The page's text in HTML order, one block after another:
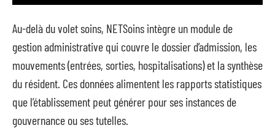
Au-delà du volet soins, NETSoins intègre un module de
gestion administrative qui couvre le dossier d’admission, les
mouvements (entrées, sorties, hospitalisations) et la synthèse
du résident. Ces données alimentent les rapports statistiques
que l’établissement peut générer pour ses instances de
gouvernance ou ses tutelles.